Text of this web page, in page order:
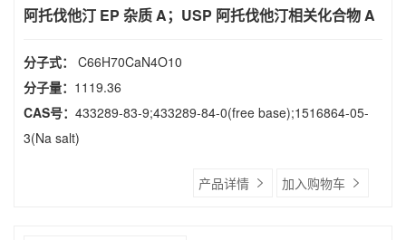
阿托伐他汀 EP 杂质 A；USP 阿托伐他汀相关化合物 A
分子式： C66H70CaN4O10
分子量： 1119.36
CAS号： 433289-83-9;433289-84-0(free base);1516864-05-
3(Na salt)
产品详情 加入购物车